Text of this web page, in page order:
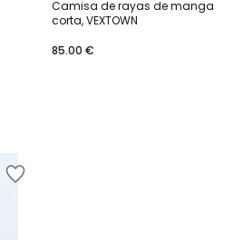
Camisa de rayas de manga
corta, VEXTOWN
85.00 €